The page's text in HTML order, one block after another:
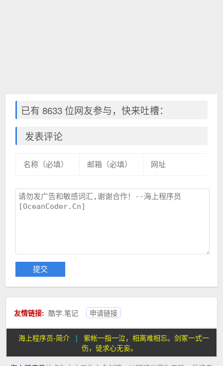
已有 8633 位网友参与，快来吐槽：
发表评论
友情链接: 酷学.笔记 申请链接
海上程序员-简介 |
紫帐一指一泣，相离难相忘。剑冢一式一
伤，徒求心无妄。